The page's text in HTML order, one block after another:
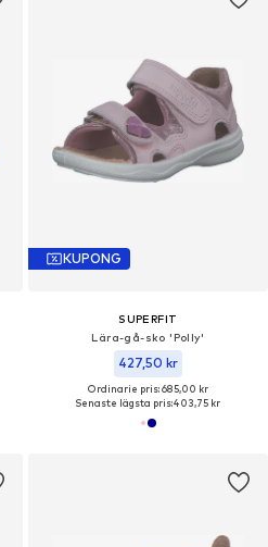
KUPONG
SUPERFIT
Lära-gå-sko 'Polly'
427,50 kr
Ordinarie pris: 685,00 kr
Senaste lägsta pris:403,75 kr